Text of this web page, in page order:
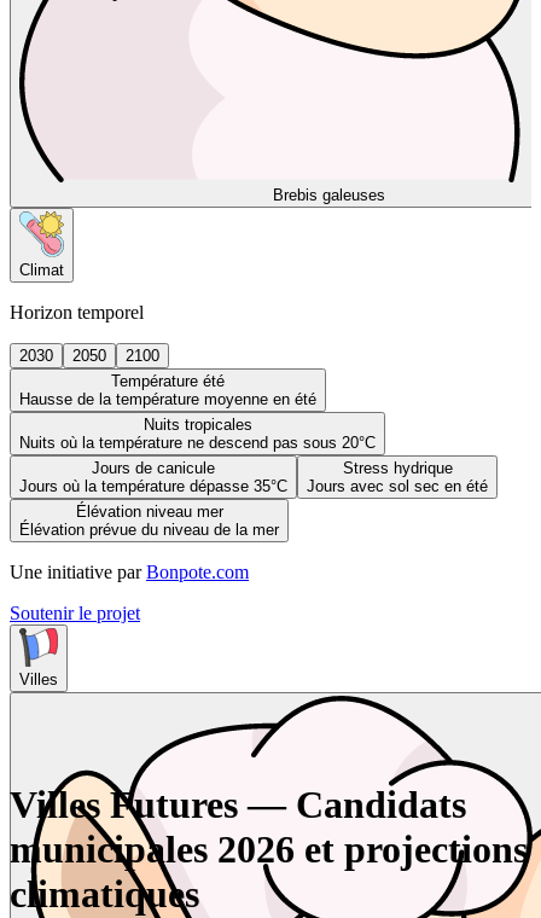
Brebis galeuses
Climat
Horizon temporel
2030 2050
2100
Température été
Hausse de la température moyenne en été
Nuits tropicales
Nuits où la température ne descend pas sous 20°C
Jours de canicule
Jours où la température dépasse 35°C
Stress hydrique
Jours avec sol sec en été
Élévation niveau mer
Élévation prévue du niveau de la mer
Une initiative par Bonpote.com
Soutenir le projet
Villes
Villes Futures — Candidats
municipales 2026 et projections
climatiques